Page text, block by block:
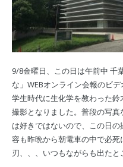
9/8金曜日、この日は午前中 千
な」WEBオンライン会報のビ
学生時代に生化学を教わった
撮影となりました。普段の写
は好きではないので、この日
容も昨晩から朝電車の中で必
刃、、、いつもながらも出たと